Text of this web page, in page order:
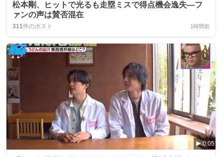
松本剛、ヒットで光るも走塁ミスで得点機会逸失—フ
ァンの声は賛否混在
311件のポスト 1時間前
0:05